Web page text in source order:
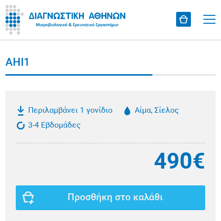
AHI1
Περιλαμβάνει 1 γονίδιο
Αίμα, Σίελος
3-4 Εβδομάδες
490€
Προσθήκη στο καλάθι